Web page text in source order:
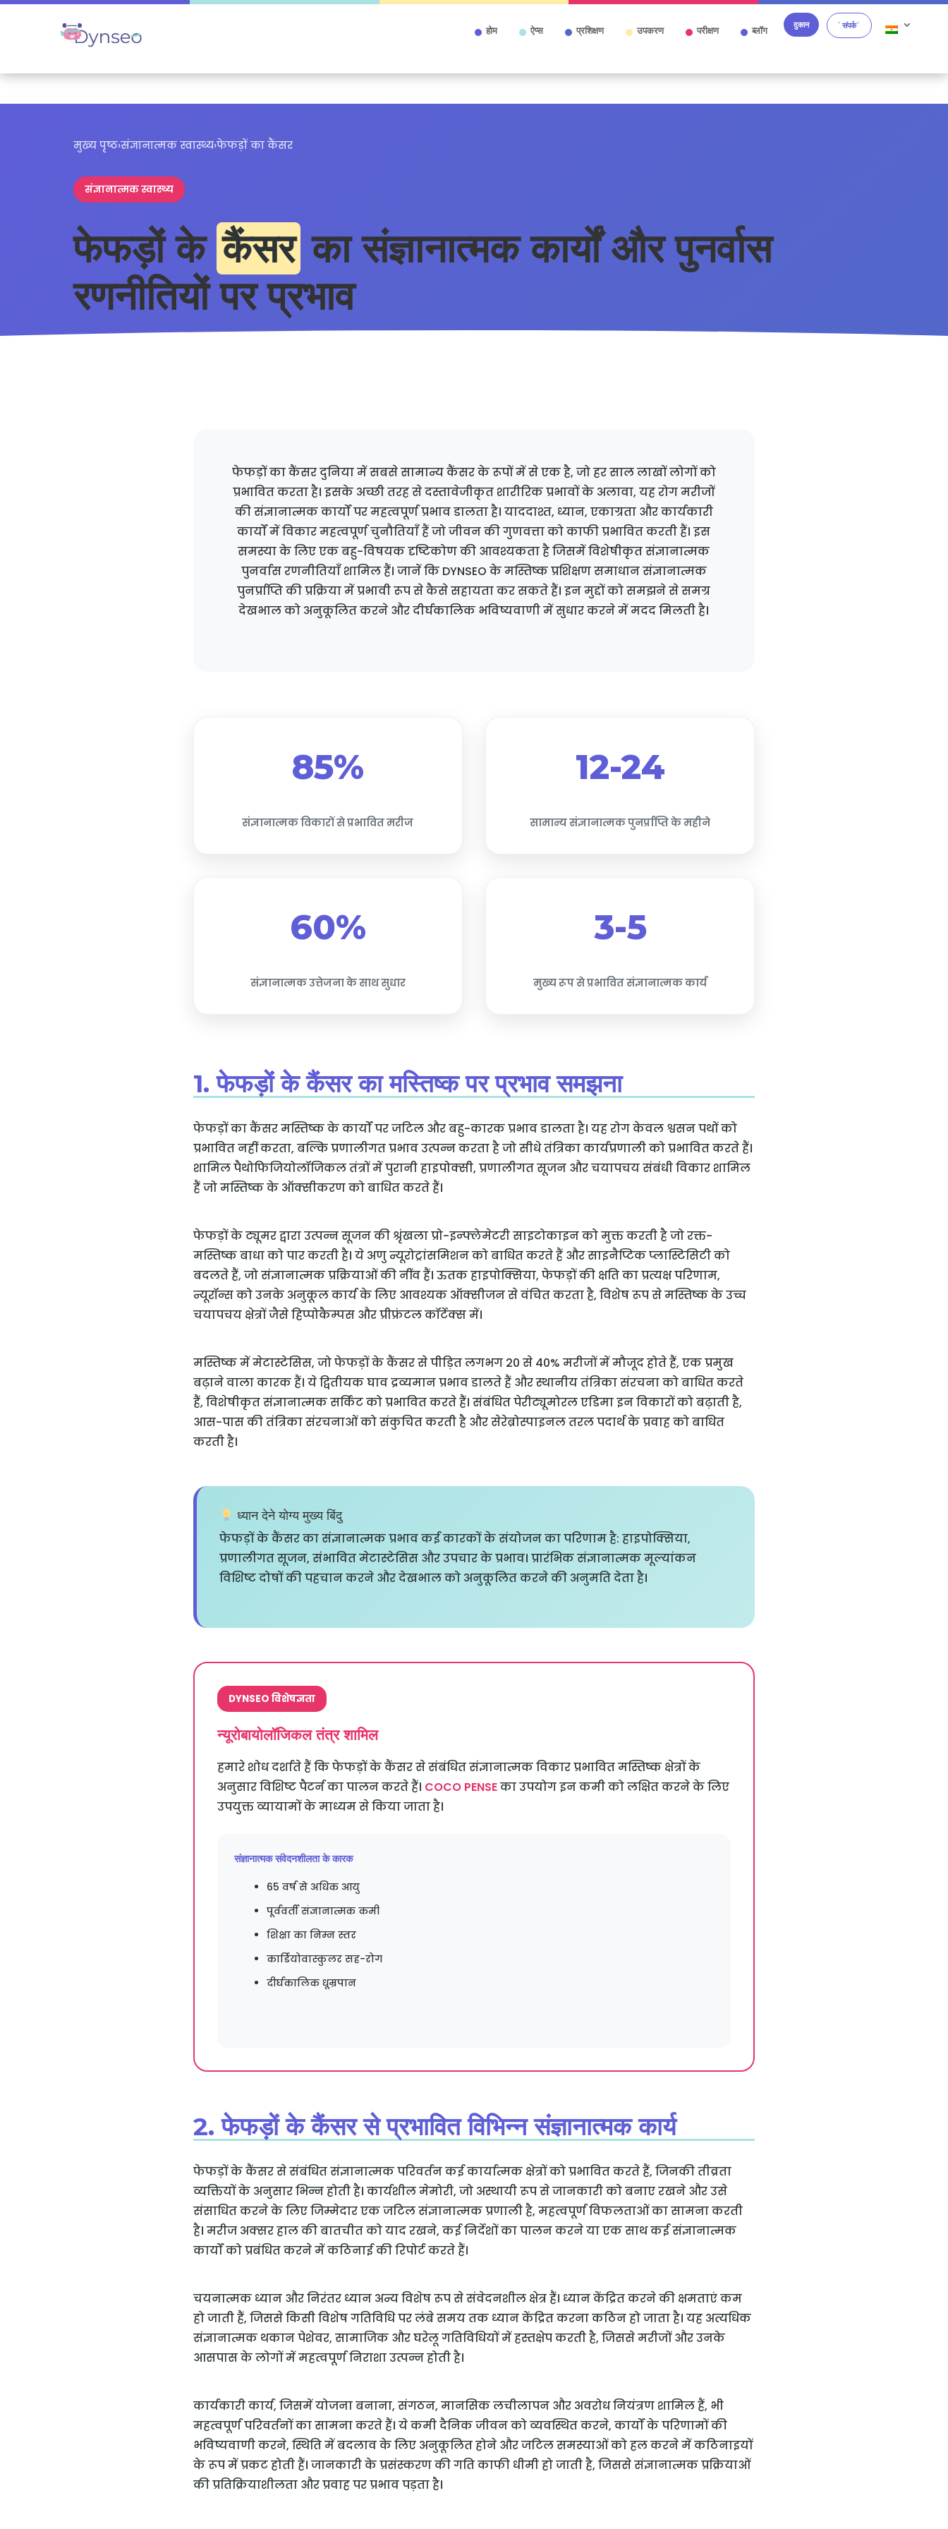
होम ऐप्स प्रशिक्षण उपकरण परीक्षण ब्लॉग दुकान `संपर्क`
मुख्य पृष्ठ›संज्ञानात्मक स्वास्थ्य›फेफड़ों का कैंसर
संज्ञानात्मक स्वास्थ्य
फेफड़ों के कैंसर का संज्ञानात्मक कार्यों और पुनर्वास
रणनीतियों पर प्रभाव
फेफड़ों का कैंसर दुनिया में सबसे सामान्य कैंसर के रूपों में से एक है, जो हर साल लाखों लोगों को
प्रभावित करता है। इसके अच्छी तरह से दस्तावेजीकृत शारीरिक प्रभावों के अलावा, यह रोग मरीजों
की संज्ञानात्मक कार्यों पर महत्वपूर्ण प्रभाव डालता है। याददाश्त, ध्यान, एकाग्रता और कार्यकारी
कार्यों में विकार महत्वपूर्ण चुनौतियाँ हैं जो जीवन की गुणवत्ता को काफी प्रभावित करती हैं। इस
समस्या के लिए एक बहु-विषयक दृष्टिकोण की आवश्यकता है जिसमें विशेषीकृत संज्ञानात्मक
पुनर्वास रणनीतियाँ शामिल हैं। जानें कि DYNSEO के मस्तिष्क प्रशिक्षण समाधान संज्ञानात्मक
पुनर्प्राप्ति की प्रक्रिया में प्रभावी रूप से कैसे सहायता कर सकते हैं। इन मुद्दों को समझने से समग्र
देखभाल को अनुकूलित करने और दीर्घकालिक भविष्यवाणी में सुधार करने में मदद मिलती है।
85%
संज्ञानात्मक विकारों से प्रभावित मरीज
12-24
सामान्य संज्ञानात्मक पुनर्प्राप्ति के महीने
60%
संज्ञानात्मक उत्तेजना के साथ सुधार
3-5
मुख्य रूप से प्रभावित संज्ञानात्मक कार्य
1. फेफड़ों के कैंसर का मस्तिष्क पर प्रभाव समझना
फेफड़ों का कैंसर मस्तिष्क के कार्यों पर जटिल और बहु-कारक प्रभाव डालता है। यह रोग केवल श्वसन पथों को
प्रभावित नहीं करता, बल्कि प्रणालीगत प्रभाव उत्पन्न करता है जो सीधे तंत्रिका कार्यप्रणाली को प्रभावित करते हैं।
शामिल पैथोफिजियोलॉजिकल तंत्रों में पुरानी हाइपोक्सी, प्रणालीगत सूजन और चयापचय संबंधी विकार शामिल
हैं जो मस्तिष्क के ऑक्सीकरण को बाधित करते हैं।
फेफड़ों के ट्यूमर द्वारा उत्पन्न सूजन की श्रृंखला प्रो-इन्फ्लेमेटरी साइटोकाइन को मुक्त करती है जो रक्त-
मस्तिष्क बाधा को पार करती है। ये अणु न्यूरोट्रांसमिशन को बाधित करते हैं और साइनैप्टिक प्लास्टिसिटी को
बदलते हैं, जो संज्ञानात्मक प्रक्रियाओं की नींव हैं। ऊतक हाइपोक्सिया, फेफड़ों की क्षति का प्रत्यक्ष परिणाम,
न्यूरॉन्स को उनके अनुकूल कार्य के लिए आवश्यक ऑक्सीजन से वंचित करता है, विशेष रूप से मस्तिष्क के उच्च
चयापचय क्षेत्रों जैसे हिप्पोकैम्पस और प्रीफ्रंटल कॉर्टेक्स में।
मस्तिष्क में मेटास्टेसिस, जो फेफड़ों के कैंसर से पीड़ित लगभग 20 से 40% मरीजों में मौजूद होते हैं, एक प्रमुख
बढ़ाने वाला कारक हैं। ये द्वितीयक घाव द्रव्यमान प्रभाव डालते हैं और स्थानीय तंत्रिका संरचना को बाधित करते
हैं, विशेषीकृत संज्ञानात्मक सर्किट को प्रभावित करते हैं। संबंधित पेरीट्यूमोरल एडिमा इन विकारों को बढ़ाती है,
आस-पास की तंत्रिका संरचनाओं को संकुचित करती है और सेरेब्रोस्पाइनल तरल पदार्थ के प्रवाह को बाधित
करती है।
ध्यान देने योग्य मुख्य बिंदु
फेफड़ों के कैंसर का संज्ञानात्मक प्रभाव कई कारकों के संयोजन का परिणाम है: हाइपोक्सिया,
प्रणालीगत सूजन, संभावित मेटास्टेसिस और उपचार के प्रभाव। प्रारंभिक संज्ञानात्मक मूल्यांकन
विशिष्ट दोषों की पहचान करने और देखभाल को अनुकूलित करने की अनुमति देता है।
DYNSEO विशेषज्ञता
न्यूरोबायोलॉजिकल तंत्र शामिल
हमारे शोध दर्शाते हैं कि फेफड़ों के कैंसर से संबंधित संज्ञानात्मक विकार प्रभावित मस्तिष्क क्षेत्रों के
अनुसार विशिष्ट पैटर्न का पालन करते हैं। COCO PENSEका उपयोग इन कमी को लक्षित करने के लिए
उपयुक्त व्यायामों के माध्यम से किया जाता है।
संज्ञानात्मक संवेदनशीलता के कारक
65 वर्ष से अधिक आयु
पूर्ववर्ती संज्ञानात्मक कमी
शिक्षा का निम्न स्तर
कार्डियोवास्कुलर सह-रोग
दीर्घकालिक धूम्रपान
2. फेफड़ों के कैंसर से प्रभावित विभिन्न संज्ञानात्मक कार्य
फेफड़ों के कैंसर से संबंधित संज्ञानात्मक परिवर्तन कई कार्यात्मक क्षेत्रों को प्रभावित करते हैं, जिनकी तीव्रता
व्यक्तियों के अनुसार भिन्न होती है। कार्यशील मेमोरी, जो अस्थायी रूप से जानकारी को बनाए रखने और उसे
संसाधित करने के लिए जिम्मेदार एक जटिल संज्ञानात्मक प्रणाली है, महत्वपूर्ण विफलताओं का सामना करती
है। मरीज अक्सर हाल की बातचीत को याद रखने, कई निर्देशों का पालन करने या एक साथ कई संज्ञानात्मक
कार्यों को प्रबंधित करने में कठिनाई की रिपोर्ट करते हैं।
चयनात्मक ध्यान और निरंतर ध्यान अन्य विशेष रूप से संवेदनशील क्षेत्र हैं। ध्यान केंद्रित करने की क्षमताएं कम
हो जाती हैं, जिससे किसी विशेष गतिविधि पर लंबे समय तक ध्यान केंद्रित करना कठिन हो जाता है। यह अत्यधिक
संज्ञानात्मक थकान पेशेवर, सामाजिक और घरेलू गतिविधियों में हस्तक्षेप करती है, जिससे मरीजों और उनके
आसपास के लोगों में महत्वपूर्ण निराशा उत्पन्न होती है।
कार्यकारी कार्य, जिसमें योजना बनाना, संगठन, मानसिक लचीलापन और अवरोध नियंत्रण शामिल हैं, भी
महत्वपूर्ण परिवर्तनों का सामना करते हैं। ये कमी दैनिक जीवन को व्यवस्थित करने, कार्यों के परिणामों की
भविष्यवाणी करने, स्थिति में बदलाव के लिए अनुकूलित होने और जटिल समस्याओं को हल करने में कठिनाइयों
के रूप में प्रकट होती हैं। जानकारी के प्रसंस्करण की गति काफी धीमी हो जाती है, जिससे संज्ञानात्मक प्रक्रियाओं
की प्रतिक्रियाशीलता और प्रवाह पर प्रभाव पड़ता है।